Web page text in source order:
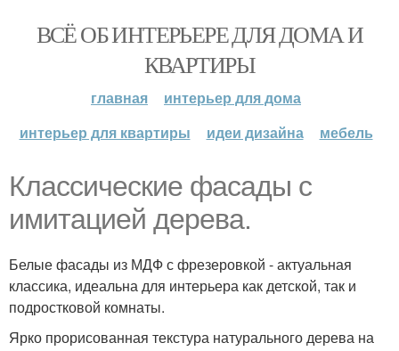
ВСЁ ОБ ИНТЕРЬЕРЕ ДЛЯ ДОМА И
КВАРТИРЫ
главная
интерьер для дома
интерьер для квартиры
идеи дизайна мебель
Классические фасады с
имитацией дерева.
Белые фасады из МДФ с фрезеровкой - актуальная
классика, идеальна для интерьера как детской, так и
подростковой комнаты.
Ярко прорисованная текстура натурального дерева на